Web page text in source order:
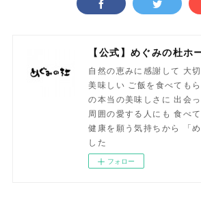
自然の恵みに感謝して 大
美味しい ご飯を食べても
の本当の美味しさに 出会
周囲の愛する人にも 食べ
健康を願う気持ちから 「
した
フォロー